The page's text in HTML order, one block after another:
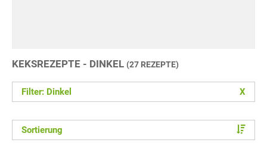
KEKSREZEPTE - DINKEL (27 REZEPTE)
Filter: Dinkel X
Sortierung